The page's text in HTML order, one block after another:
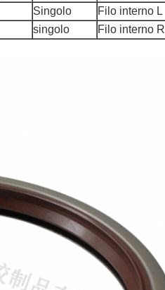
Singolo
Filo interno L
singolo Filo interno R